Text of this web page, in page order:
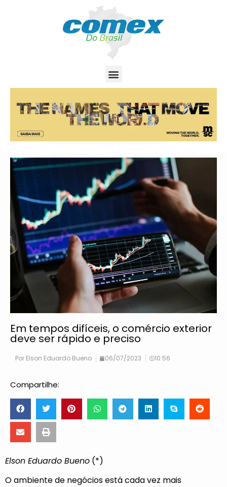
Em tempos difíceis, o comércio exterior
deve ser rápido e preciso
Por Elson Eduardo Bueno 06/07/2023 10:56
Compartilhe:
Elson Eduardo Bueno (*)
O ambiente de negócios está cada vez mais